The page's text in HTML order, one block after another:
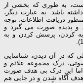
به طوری که بخشی از
باشد. به عبارت دیگر،
دریافت اطلاعات، توجه
و پدیده صورت می گیرد و
کردن، پرسش کردن و به
که در آن دیدن، شناسایی
درک مجموعه علائم و
اما این درک بی هدف صورت
هدف آگاه شدن و در جایی هم